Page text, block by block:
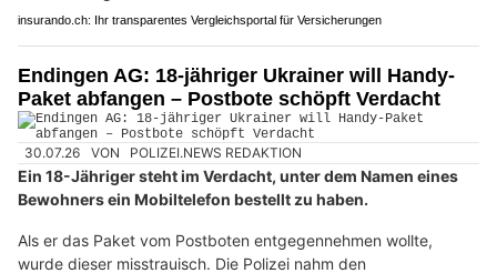
insurando.ch: Ihr transparentes Vergleichsportal für Versicherungen
Endingen AG: 18-jähriger Ukrainer will Handy-
Paket abfangen – Postbote schöpft Verdacht
30.07.26 VON POLIZEI.NEWS REDAKTION
Ein 18-Jähriger steht im Verdacht, unter dem Namen eines
Bewohners ein Mobiltelefon bestellt zu haben.
Als er das Paket vom Postboten entgegennehmen wollte,
wurde dieser misstrauisch. Die Polizei nahm den